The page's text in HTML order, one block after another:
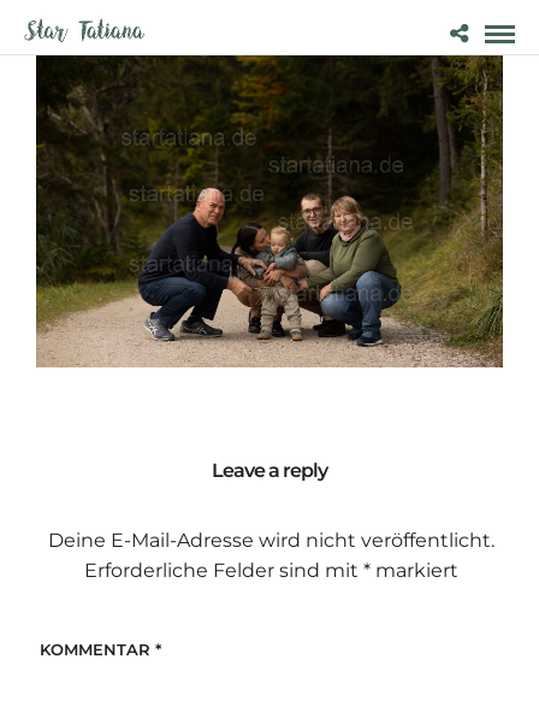
Leave a reply
Deine E-Mail-Adresse wird nicht veröffentlicht.
Erforderliche Felder sind mit *markiert
KOMMENTAR *